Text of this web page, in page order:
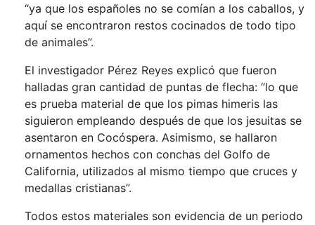
“ya que los españoles no se comían a los caballos, y
aquí se encontraron restos cocinados de todo tipo
de animales”.
El investigador Pérez Reyes explicó que fueron
halladas gran cantidad de puntas de flecha: “lo que
es prueba material de que los pimas himeris las
siguieron empleando después de que los jesuitas se
asentaron en Cocóspera. Asimismo, se hallaron
ornamentos hechos con conchas del Golfo de
California, utilizados al mismo tiempo que cruces y
medallas cristianas”.
Todos estos materiales son evidencia de un periodo